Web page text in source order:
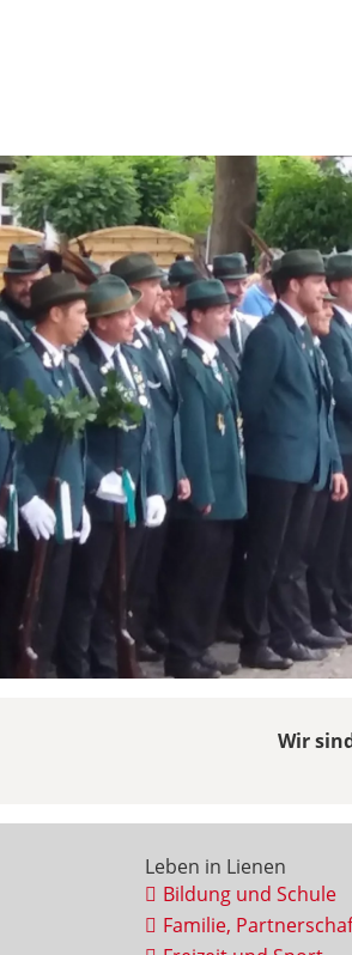
Wir
Leben in Lienen
Bildung und Schule
Familie,